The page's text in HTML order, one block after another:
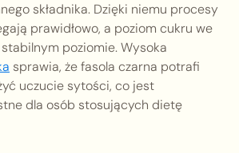
składnika. Dzięki niemu procesy
prawidłowo, a poziom cukru we
poziomie. Wysoka
sprawia, że fasola czarna potrafi
uczucie sytości, co jest
dla osób stosujących dietę